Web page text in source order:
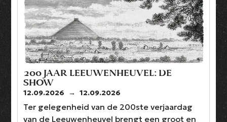
200 JAAR LEEUWENHEUVEL: DE
SHOW
12.09.2026 → 12.09.2026
Ter gelegenheid van de 200ste verjaardag
van de Leeuwenheuvel brengt een groot en